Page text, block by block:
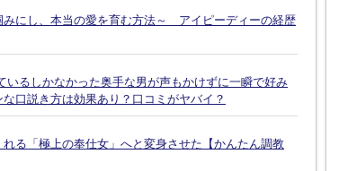
にし、本当の愛を育む方法～ アイピーディーの経歴
るしかなかった奥手な男が声もかけずに一瞬で好み
口説き方は効果あり？口コミがヤバイ？
る「極上の奉仕女」へと変身させた【かんたん調教